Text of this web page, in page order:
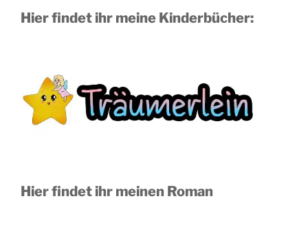
Hier findet ihr meine Kinderbücher:
Hier findet ihr meinen Roman